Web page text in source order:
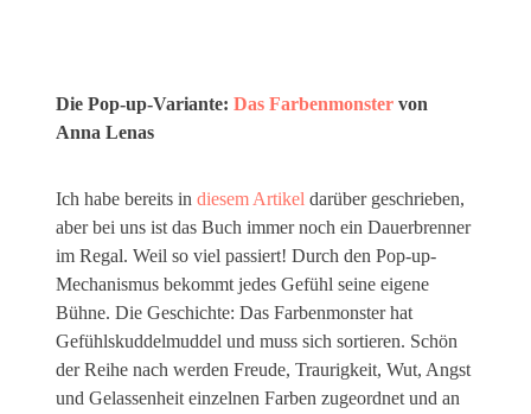
Die Pop-up-Variante:Das Farbenmonster von
Anna Lenas
Ich habe bereits indiesem Artikel darüber geschrieben,
aber bei uns ist das Buch immer noch ein Dauerbrenner
im Regal. Weil so viel passiert! Durch den Pop-up-
Mechanismus bekommt jedes Gefühl seine eigene
Bühne. Die Geschichte: Das Farbenmonster hat
Gefühlskuddelmuddel und muss sich sortieren. Schön
der Reihe nach werden Freude, Traurigkeit, Wut, Angst
und Gelassenheit einzelnen Farben zugeordnet und an